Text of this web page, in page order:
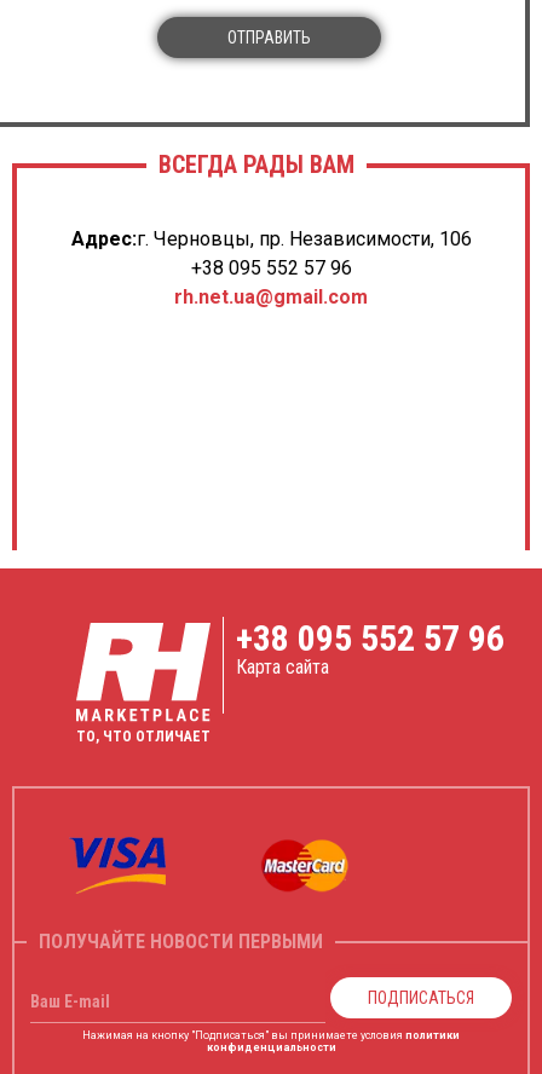
ОТПРАВИТЬ
ВСЕГДА РАДЫ ВАМ
Адрес:г. Черновцы, пр. Независимости, 106
+38 095 552 57 96
rh.net.ua@gmail.com
ТО, ЧТО ОТЛИЧАЕТ
+38 095 552 57 96
Карта сайта
ПОЛУЧАЙТЕ НОВОСТИ ПЕРВЫМИ
Ваш E-mail ПОДПИСАТЬСЯ
Нажимая на кнопку "Подписаться" вы принимаете условия политики
конфиденциальности